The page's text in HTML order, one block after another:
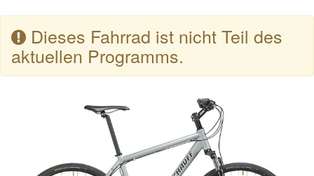
Dieses Fahrrad ist nicht Teil des
aktuellen Programms.